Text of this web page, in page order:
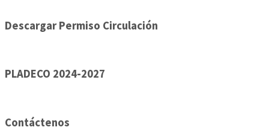
Descargar Permiso Circulación
PLADECO 2024-2027
Contáctenos